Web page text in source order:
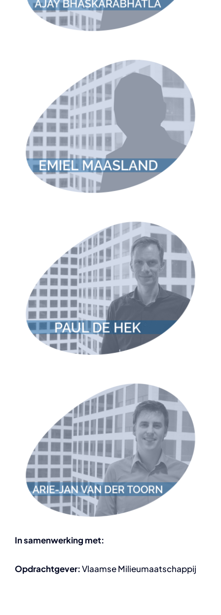
In samenwerking met:
Opdrachtgever:Vlaamse Milieumaatschappij